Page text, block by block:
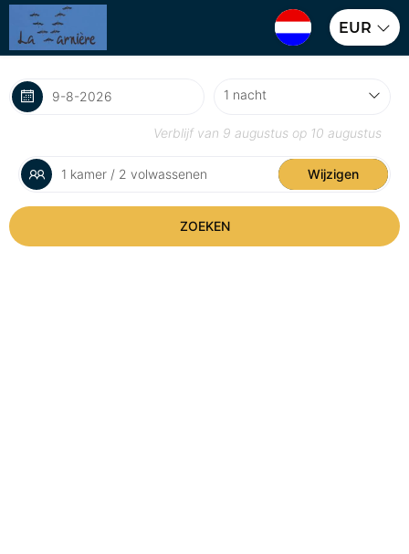
EUR
Verblijf van 9 augustus op 10 augustus
1 kamer / 2 volwassenen Wijzigen